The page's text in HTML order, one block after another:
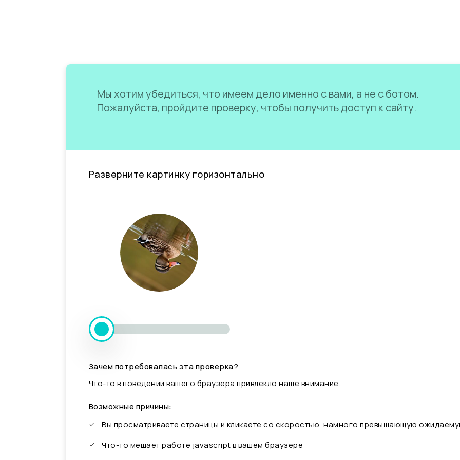
Мы хотим убедиться, что имеем дело именно с вами, а не с ботом.
Пожалуйста, пройдите проверку, чтобы получить доступ к сайту.
Разверните картинку горизонтально
Зачем потребовалась эта проверка?
Что-то в поведении вашего браузера привлекло наше внимание.
Возможные причины:
Вы просматриваете страницы и кликаете со скоростью, намного превышающую
Что-то мешает работе javascript в вашем браузере